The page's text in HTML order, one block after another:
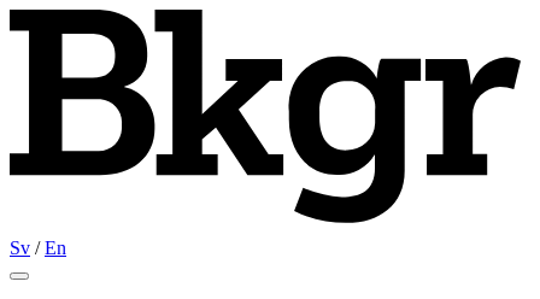
Sv /En
Open main menu